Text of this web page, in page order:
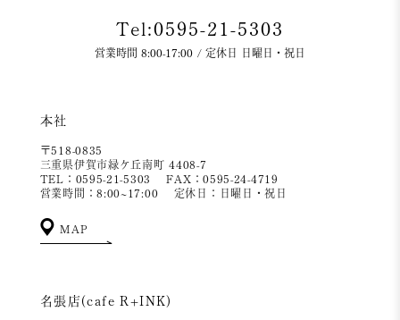
Tel:0595-21-5303
営業時間 8:00-17:00 / 定休日 日曜日・祝日
本社
〒518-0835
三重県伊賀市緑ケ丘南町 4408-7
TEL：0595-21-5303
FAX：0595-24-4719
営業時間：8:00~17:00
定休日：日曜日・祝日
MAP
名張店(cafe R+INK)